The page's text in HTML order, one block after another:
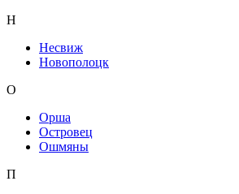
Н
Несвиж
Новополоцк
О
Орша
Островец
Ошмяны
П